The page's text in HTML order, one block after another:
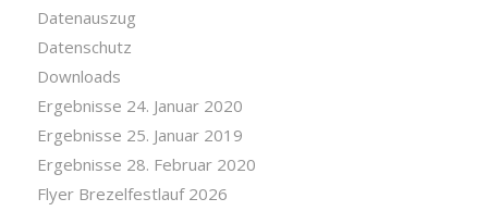
Datenauszug
Datenschutz
Downloads
Ergebnisse 24. Januar 2020
Ergebnisse 25. Januar 2019
Ergebnisse 28. Februar 2020
Flyer Brezelfestlauf 2026